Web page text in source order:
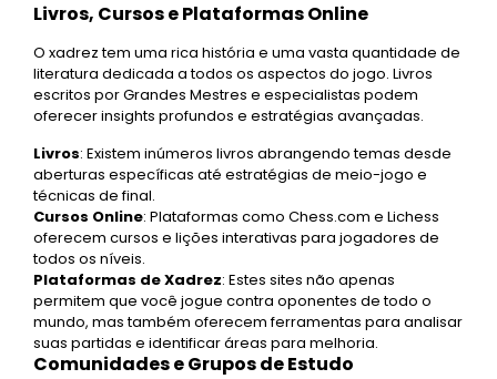
Livros, Cursos e Plataformas Online
O xadrez tem uma rica história e uma vasta quantidade de
literatura dedicada a todos os aspectos do jogo. Livros
escritos por Grandes Mestres e especialistas podem
oferecer insights profundos e estratégias avançadas.
Livros: Existem inúmeros livros abrangendo temas desde
aberturas específicas até estratégias de meio-jogo e
técnicas de final.
Cursos Online: Plataformas como Chess.com e Lichess
oferecem cursos e lições interativas para jogadores de
todos os níveis.
Plataformas de Xadrez: Estes sites não apenas
permitem que você jogue contra oponentes de todo o
mundo, mas também oferecem ferramentas para analisar
suas partidas e identificar áreas para melhoria.
Comunidades e Grupos de Estudo